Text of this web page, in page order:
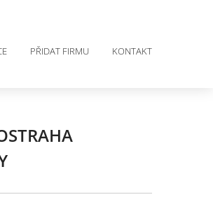
PŘIDAT FIRMU KONTAKT